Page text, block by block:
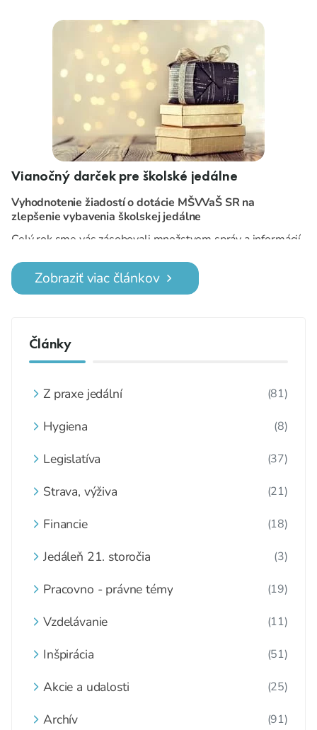
Vianočný darček pre školské jedálne
Vyhodnotenie žiadostí o dotácie MŠVVaŠ SR na
zlepšenie vybavenia školskej jedálne
Celý rok sme vás zásobovali množstvom správ a informácií,
ochorením COVID 19.Dnes vám prinášame konečne
jednu pozitívnu správu.
Bolo rozhodnuté, vybrané školské jedálne získajú dotácie
Zobraziť viac článkov
Články
Z praxe jedální (81)
Hygiena (8)
Legislatíva (37)
Strava, výživa (21)
Financie (18)
Jedáleň 21. storočia (3)
Pracovno - právne témy (19)
Vzdelávanie (11)
Inšpirácia (51)
Akcie a udalosti (25)
Archív (91)